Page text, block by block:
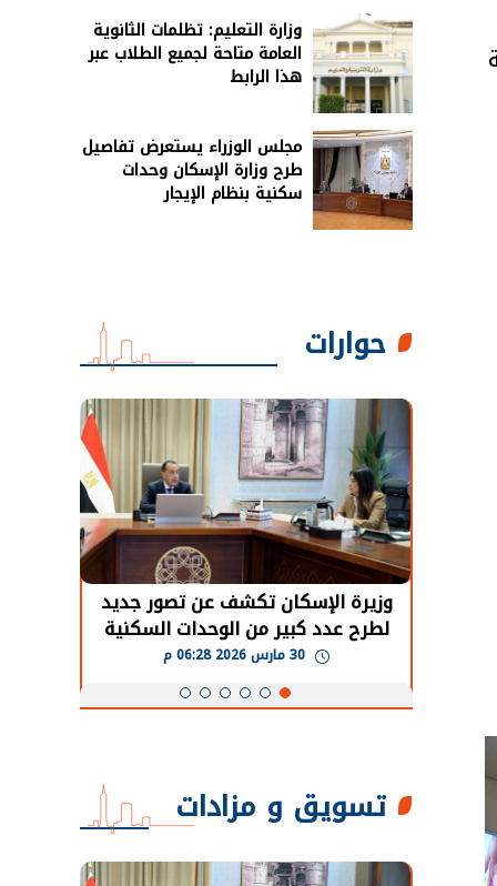
وزارة التعليم: تظلمات الثانوية
العامة متاحة لجميع الطلاب عبر
هذا الرابط
مجلس الوزراء يستعرض تفاصيل
طرح وزارة الإسكان وحدات
سكنية بنظام الإيجار
حوارات
وزيرة الإسكان تكشف عن تصور جديد
لطرح عدد كبير من الوحدات السكنية
بنظام الإيجار
تسويق و مزادات